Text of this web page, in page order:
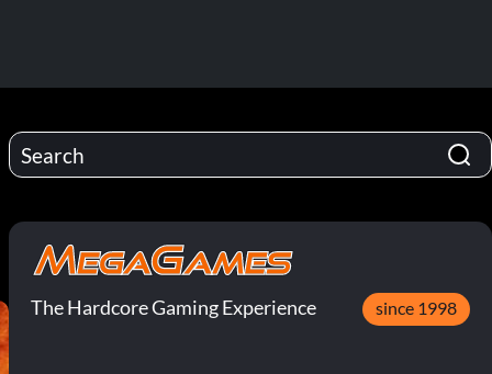
The Hardcore Gaming Experience since 1998